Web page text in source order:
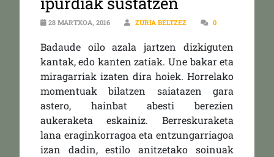
28 MARTXOA, 2016 ZURIA BELTZEZ 0
Badaude oilo azala jartzen dizkiguten
kantak, edo kanten zatiak. Une bakar eta
miragarriak izaten dira hoiek. Horrelako
momentuak bilatzen saiatazen gara
astero, hainbat abesti berezien
aukeraketa eskainiz. Berreskuraketa
lana eraginkorragoa eta entzungarriagoa
izan dadin, estilo anitzetako soinuak